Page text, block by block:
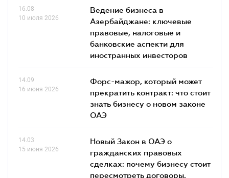
16.08
10 июля 2026
Ведение бизнеса в
Азербайджане: ключевые
правовые, налоговые и
банковские аcпекти для
иностранных инвесторов
14.09
16 июня 2026
Форс-мажор, который может
прекратить контракт: что стоит
знать бизнесу о новом законе
ОАЭ
14.03
15 июня 2026
Новый Закон в ОАЭ о
гражданских правовых
сделках: почему бизнесу стоит
пересмотреть договоры,